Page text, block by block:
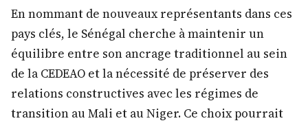
En nommant de nouveaux représentants dans ces
pays clés, le Sénégal cherche à maintenir un
équilibre entre son ancrage traditionnel au sein
de la CEDEAO et la nécessité de préserver des
relations constructives avec les régimes de
transition au Mali et au Niger. Ce choix pourrait